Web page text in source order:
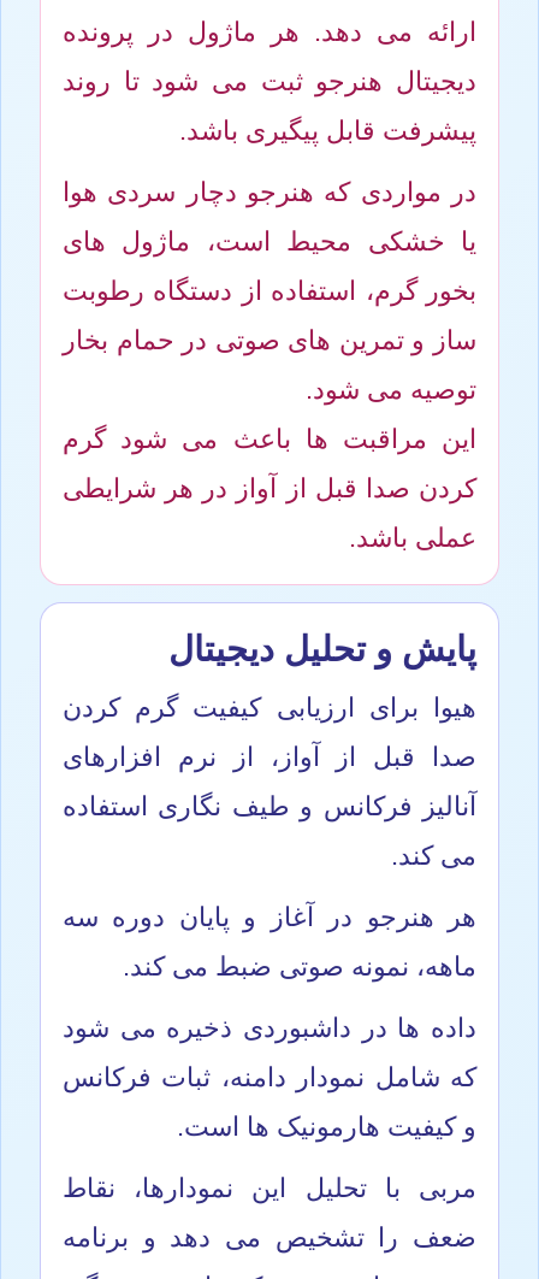
ارائه می دهد. هر ماژول در پرونده
دیجیتال هنرجو ثبت می شود تا روند
پیشرفت قابل پیگیری باشد.
در مواردی که هنرجو دچار سردی هوا
یا خشکی محیط است، ماژول های
بخور گرم، استفاده از دستگاه رطوبت
ساز و تمرین های صوتی در حمام بخار
توصیه می شود.
این مراقبت ها باعث می شود گرم
کردن صدا قبل از آواز در هر شرایطی
عملی باشد.
پایش و تحلیل دیجیتال
هیوا برای ارزیابی کیفیت گرم کردن
صدا قبل از آواز، از نرم افزارهای
آنالیز فرکانس و طیف نگاری استفاده
می کند.
هر هنرجو در آغاز و پایان دوره سه
ماهه، نمونه صوتی ضبط می کند.
داده ها در داشبوردی ذخیره می شود
که شامل نمودار دامنه، ثبات فرکانس
و کیفیت هارمونیک ها است.
مربی با تحلیل این نمودارها، نقاط
ضعف را تشخیص می دهد و برنامه